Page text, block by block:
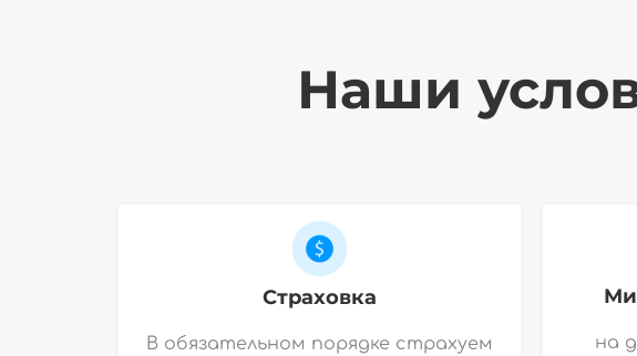
Наши
Страховка
В обязательном порядке страхуем
на